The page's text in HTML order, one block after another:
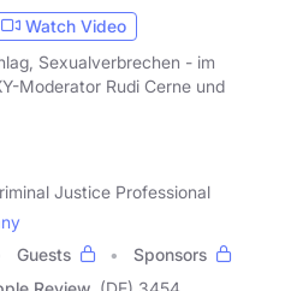
Watch Video
Sexualverbrechen - im
Moderator Rudi Cerne und
Justice Professional
Guests
Sponsors